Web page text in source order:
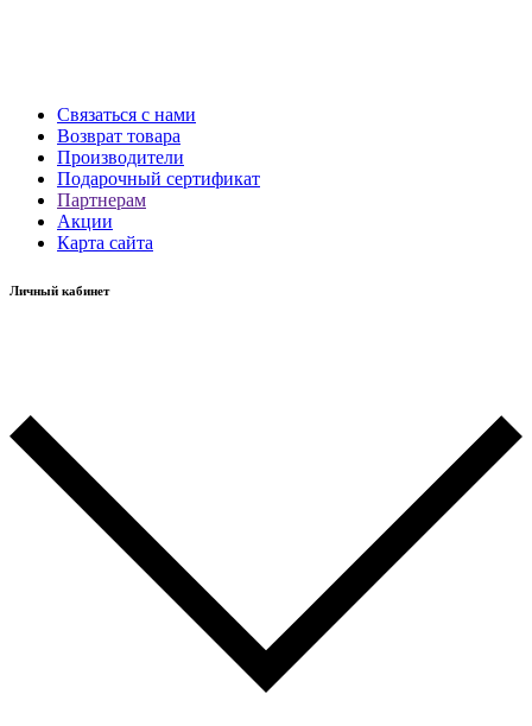
Связаться с нами
Возврат товара
Производители
Подарочный сертификат
Партнерам
Акции
Карта сайта
Личный кабинет